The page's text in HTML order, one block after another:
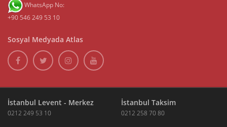
WhatsApp No:
+90 546 249 53 10
Sosyal Medyada Atlas
İstanbul Levent - Merkez
0212 249 53 10
İstanbul Taksim
0212 258 70 80